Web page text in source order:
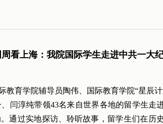
周看上海：我院国际学生走进中共一大
教育学院辅导员陶伟、国际教育学院“星辰
闫淳纯带领43名来自世界各地的留学生走
通过实地探访、聆听故事，留学生们在历